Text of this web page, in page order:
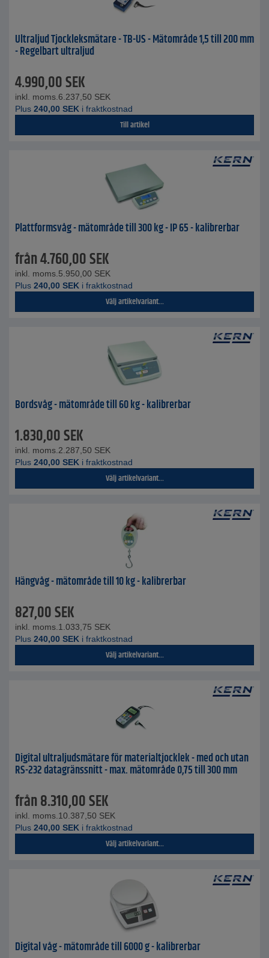
Ultraljud Tjockleksmätare - TB-US - Mätområde 1,5 till 200 mm
- Regelbart ultraljud
4.990,00SEK
inkl. moms. 6.237,50 SEK
Plus 240,00 SEK i fraktkostnad
Till artikel
Plattformsvåg - mätområde till 300 kg - IP 65 - kalibrerbar
från4.760,00SEK
inkl. moms. 5.950,00 SEK
Plus 240,00 SEK i fraktkostnad
Välj artikelvariant...
Bordsvåg - mätområde till 60 kg - kalibrerbar
1.830,00SEK
inkl. moms. 2.287,50 SEK
Plus 240,00 SEK i fraktkostnad
Välj artikelvariant...
Hängvåg - mätområde till 10 kg - kalibrerbar
827,00SEK
inkl. moms. 1.033,75 SEK
Plus 240,00 SEK i fraktkostnad
Välj artikelvariant...
Digital ultraljudsmätare för materialtjocklek - med och utan
RS-232 datagränssnitt - max. mätområde 0,75 till 300 mm
från8.310,00SEK
inkl. moms. 10.387,50 SEK
Plus 240,00 SEK i fraktkostnad
Välj artikelvariant...
Digital våg - mätområde till 6000 g - kalibrerbar